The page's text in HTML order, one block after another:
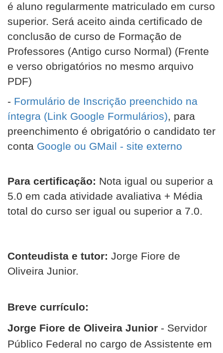
é aluno regularmente matriculado em curso
superior. Será aceito ainda certificado de
conclusão de curso de Formação de
Professores (Antigo curso Normal) (Frente
e verso obrigatórios no mesmo arquivo
PDF)
- Formulário de Inscrição preenchido na
íntegra (Link Google Formulários), para
preenchimento é obrigatório o candidato ter
conta Google ou GMail - site externo
Para certificação: Nota igual ou superior a
5.0 em cada atividade avaliativa + Média
total do curso ser igual ou superior a 7.0.
Conteudista e tutor: Jorge Fiore de
Oliveira Junior.
Breve currículo:
Jorge Fiore de Oliveira Junior - Servidor
Público Federal no cargo de Assistente em